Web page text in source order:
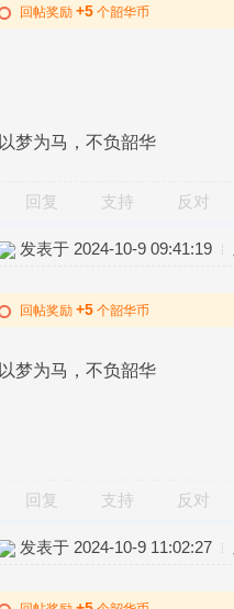
回帖奖励 +5 个韶华币
以梦为马，不负韶华
回复 支持 反对
发表于 2024-10-9 09:41:19
回帖奖励 +5 个韶华币
以梦为马，不负韶华
回复 支持 反对
发表于 2024-10-9 11:02:27